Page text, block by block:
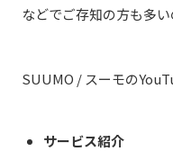
などでご存知の方も多
SUUMO / スーモの
サービス紹介